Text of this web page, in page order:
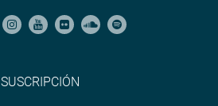
SUSCRIPCIÓN